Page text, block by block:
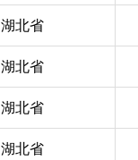
湖北省
湖北省
湖北省
湖北省